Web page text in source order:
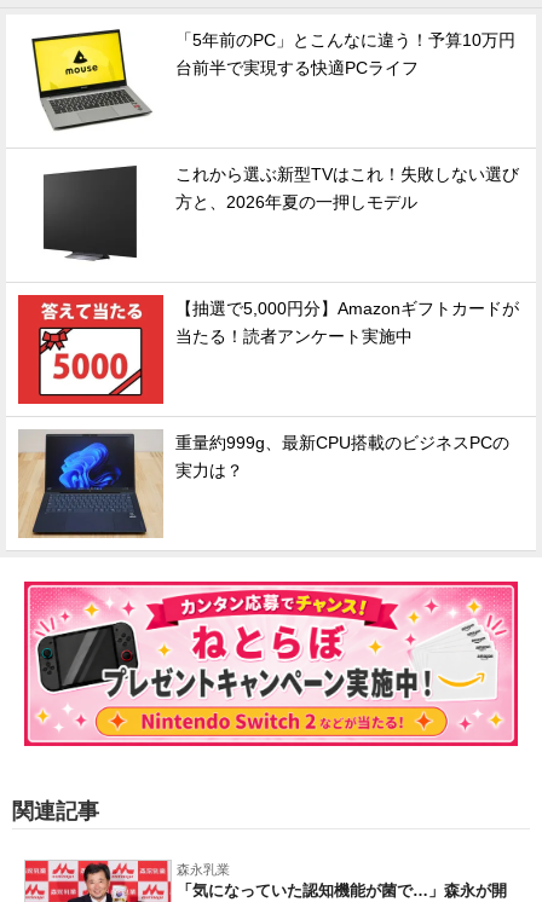
「5年前のPC」とこんなに違う！予算10万円
台前半で実現する快適PCライフ
これから選ぶ新型TVはこれ！失敗しない選び
方と、2026年夏の一押しモデル
【抽選で5,000円分】Amazonギフトカードが
当たる！読者アンケート実施中
重量約999g、最新CPU搭載のビジネスPCの
実力は？
関連記事
森永乳業
「気になっていた認知機能が菌で…」森永が開